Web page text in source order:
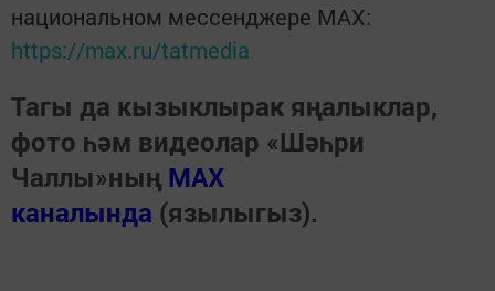
национальном мессенджере MАХ:
https://max.ru/tatmedia
Тагы да кызыклырак яңалыклар,
фото һәм видеолар «Шәһри
Чаллы»ның MAX
каналында (язылыгыз).